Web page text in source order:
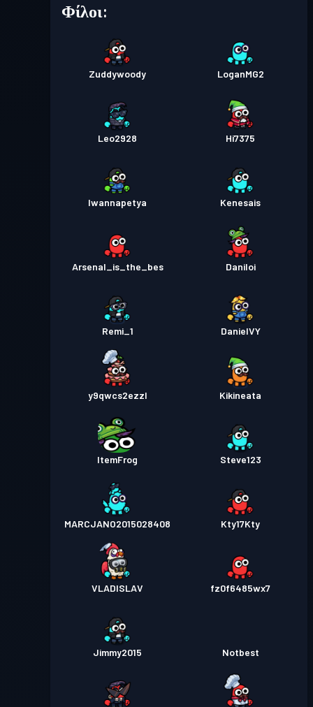
Φίλοι:
Zuddywoody LoganMG2
Leo2928 Hi7375
Iwannapetya Kenesais
Arsenal_is_the_bes Daniloi
Remi_1 DanielVY
y9qwcs2ezzl Kikineata
ItemFrog Steve123
MARCJANO2015028408 Kty17Kty
VLADISLAV fz0f6485wx7
Jimmy2015 Notbest